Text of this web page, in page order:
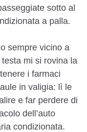
sotto al
a palla.
sempre vicino a
mi si rovina la
i farmaci
in valigia: lì le
e far perdere di
dell’auto
condizionata.